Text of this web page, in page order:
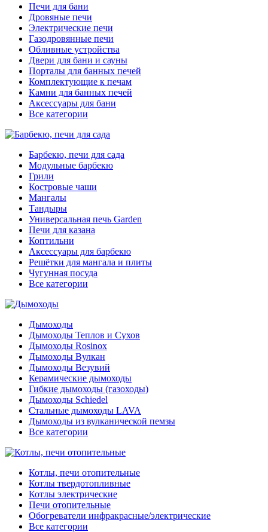
Печи для бани
Дровяные печи
Электрические печи
Газодровянные печи
Обливные устройства
Двери для бани и сауны
Порталы для банных печей
Комплектующие к печам
Камни для банных печей
Аксессуары для бани
Все категории
Барбекю, печи для сада
Модульные барбекю
Грили
Костровые чаши
Мангалы
Тандыры
Универсальная печь Garden
Печи для казана
Коптильни
Аксессуары для барбекю
Решётки для мангала и плиты
Чугунная посуда
Все категории
Дымоходы
Дымоходы Теплов и Сухов
Дымоходы Rosinox
Дымоходы Вулкан
Дымоходы Везувий
Керамические дымоходы
Гибкие дымоходы (газоходы)
Дымоходы Schiedel
Стальные дымоходы LAVA
Дымоходы из вулканической пемзы
Все категории
Котлы, печи отопительные
Котлы твердотопливные
Котлы электрические
Печи отопительные
Обогреватели инфракрасные/электрические
Все категории